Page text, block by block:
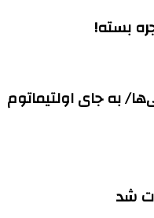
بسته!
به جای اولتیماتوم
شد